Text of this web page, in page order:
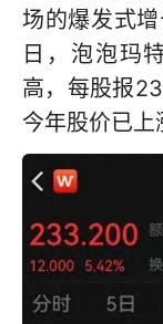
场的爆发式
日，泡泡玛
高，每股报
今年股价已上